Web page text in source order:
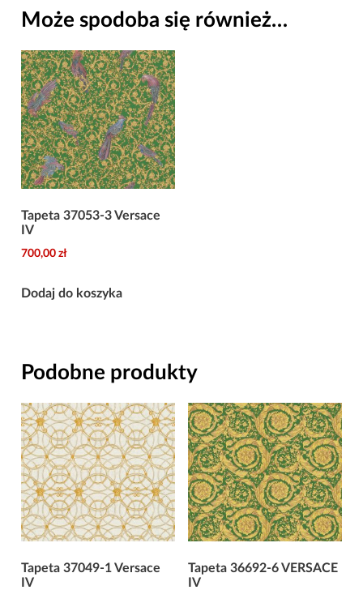
Versace
Może spodoba się również…
Tapeta 37053-3 Versace
IV
700,00 zł
Dodaj do koszyka
Podobne produkty
Tapeta 37049-1 Versace
IV
Tapeta 36692-6 VERSACE
IV